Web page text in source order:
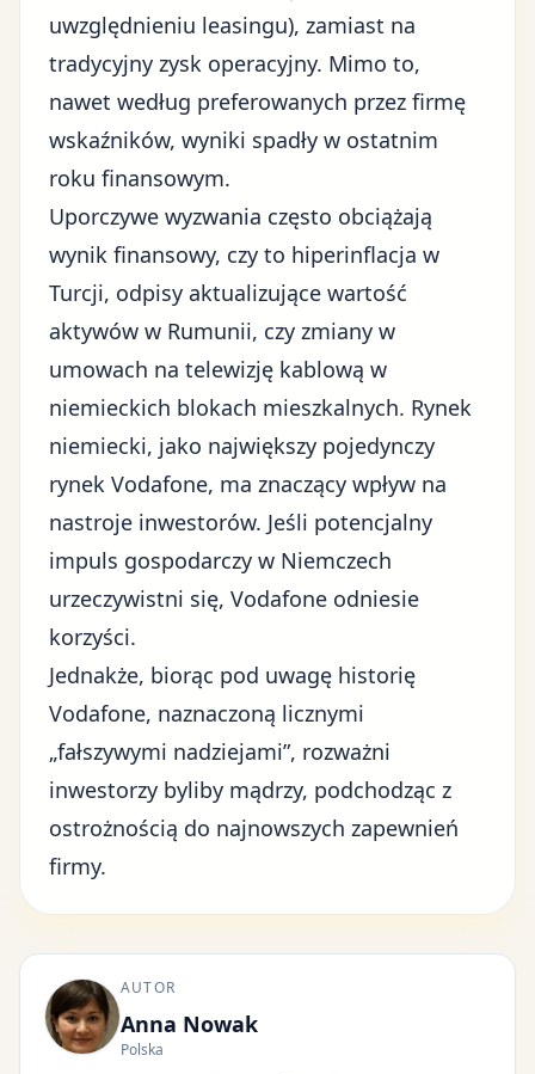
uwzględnieniu leasingu), zamiast na
tradycyjny zysk operacyjny. Mimo to,
nawet według preferowanych przez firmę
wskaźników, wyniki spadły w ostatnim
roku finansowym.
Uporczywe wyzwania często obciążają
wynik finansowy, czy to hiperinflacja w
Turcji, odpisy aktualizujące wartość
aktywów w Rumunii, czy zmiany w
umowach na telewizję kablową w
niemieckich blokach mieszkalnych. Rynek
niemiecki, jako największy pojedynczy
rynek Vodafone, ma znaczący wpływ na
nastroje inwestorów. Jeśli potencjalny
impuls gospodarczy w Niemczech
urzeczywistni się, Vodafone odniesie
korzyści.
Jednakże, biorąc pod uwagę historię
Vodafone, naznaczoną licznymi
„fałszywymi nadziejami”, rozważni
inwestorzy byliby mądrzy, podchodząc z
ostrożnością do najnowszych zapewnień
firmy.
AUTOR
Anna Nowak
Polska